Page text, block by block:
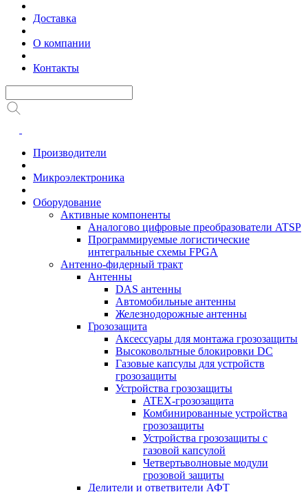
Доставка
О компании
Контакты
Производители
Микроэлектроника
Оборудование
Активные компоненты
Аналогово цифровые преобразователи ATSP
Программируемые логистические
интегральные схемы FPGA
Антенно-фидерный тракт
Антенны
DAS антенны
Автомобильные антенны
Железнодорожные антенны
Грозозащита
Аксессуары для монтажа грозозащиты
Высоковольтные блокировки DC
Газовые капсулы для устройств
грозозащиты
Устройства грозозащиты
ATEX-грозозащита
Комбинированные устройства
грозозащиты
Устройства грозозащиты с
газовой капсулой
Четвертьволновые модули
грозовой защиты
Делители и ответвители АФТ